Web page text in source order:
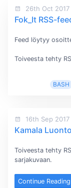
26th Oct 2017
Fok_It RSS-
Feed löytyy
Toiveesta tehty
BASH
16th Sep 2017
Kamala
Toiveesta tehty
sarjakuvaan.
Continue Reading